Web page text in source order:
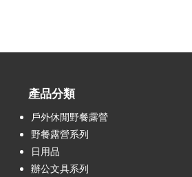
產品分類
戶外休閒野餐露營
野餐露營系列
日用品
辦公文具系列